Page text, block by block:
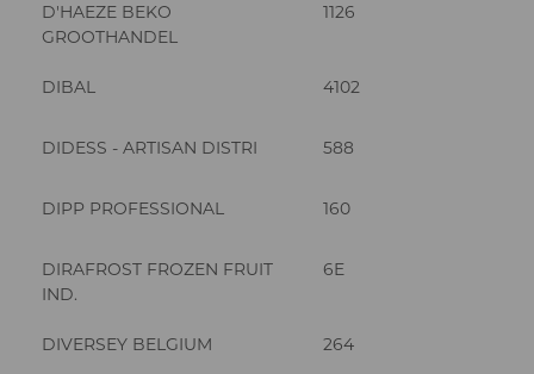
D'HAEZE BEKO
GROOTHANDEL
1126
DIBAL 4102
DIDESS - ARTISAN DISTRI 588
DIPP PROFESSIONAL 160
DIRAFROST FROZEN FRUIT
IND.
6E
DIVERSEY BELGIUM 264